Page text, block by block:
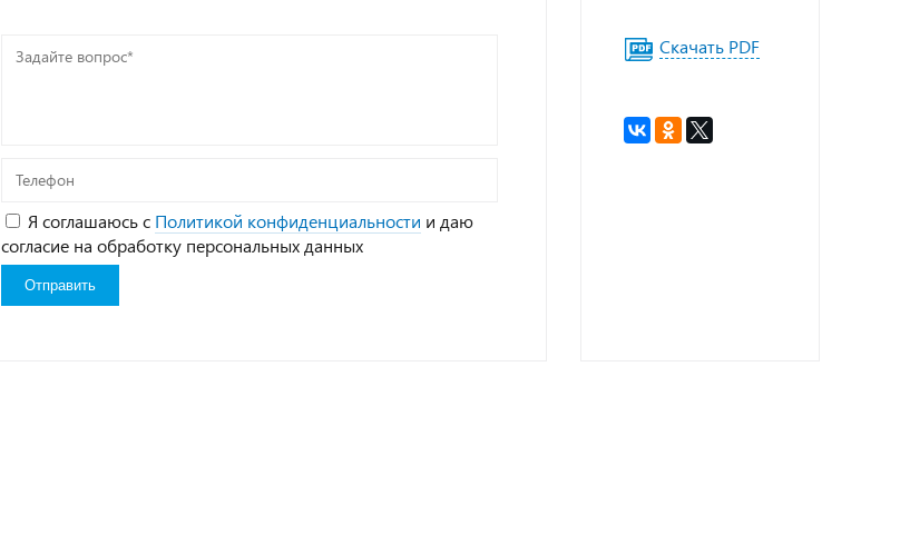
Задайте
Телефон
Я соглашаюсь с Политикой конфиденциальности и даю
согласие на обработку персональных данных
Скачать PDF